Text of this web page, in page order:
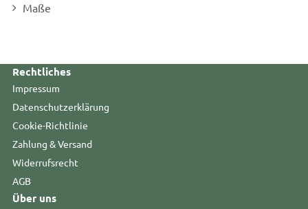
Maße
Rechtliches
Impressum
Datenschutzerklärung
Cookie-Richtlinie
Zahlung & Versand
Widerrufsrecht
AGB
Über uns